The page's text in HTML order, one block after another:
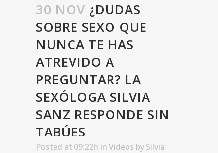
30 NOV ¿DUDAS
SOBRE SEXO QUE
NUNCA TE HAS
ATREVIDO A
PREGUNTAR? LA
SEXÓLOGA SILVIA
SANZ RESPONDE SIN
TABÚES
Posted at 09:22h in Videos by Silvia